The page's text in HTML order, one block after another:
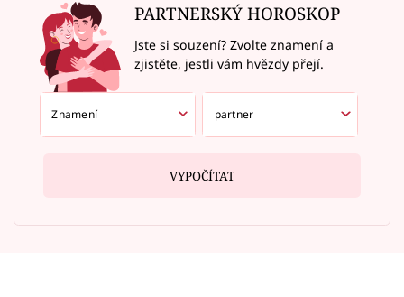
PARTNERSKÝ HOROSKOP
Jste si souzení? Zvolte znamení a
zjistěte, jestli vám hvězdy přejí.
VYPOČÍTAT